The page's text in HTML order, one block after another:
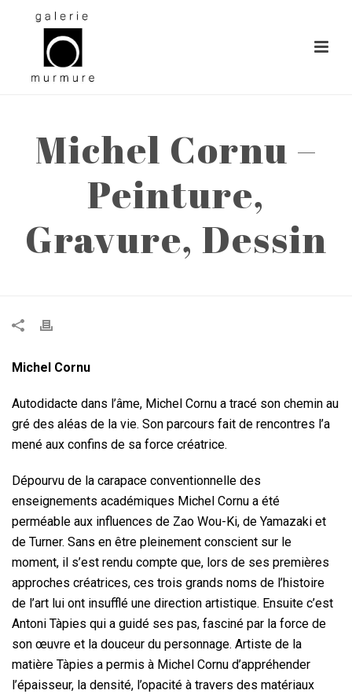
Michel Cornu –
Peinture,
Gravure, Dessin
Michel Cornu
Autodidacte dans l’âme, Michel Cornu a tracé son chemin au
gré des aléas de la vie. Son parcours fait de rencontres l’a
mené aux confins de sa force créatrice.
Dépourvu de la carapace conventionnelle des
enseignements académiques Michel Cornu a été
perméable aux influences de Zao Wou-Ki, de Yamazaki et
de Turner. Sans en être pleinement conscient sur le
moment, il s’est rendu compte que, lors de ses premières
approches créatrices, ces trois grands noms de l’histoire
de l’art lui ont insufflé une direction artistique. Ensuite c’est
Antoni Tàpies qui a guidé ses pas, fasciné par la force de
son œuvre et la douceur du personnage. Artiste de la
matière Tàpies a permis à Michel Cornu d’appréhender
l’épaisseur, la densité, l’opacité à travers des matériaux